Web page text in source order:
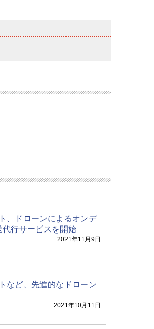
、ドローンによるオンデ
行サービスを開始
2021年11月9日
など、先進的なドローン
2021年10月11日